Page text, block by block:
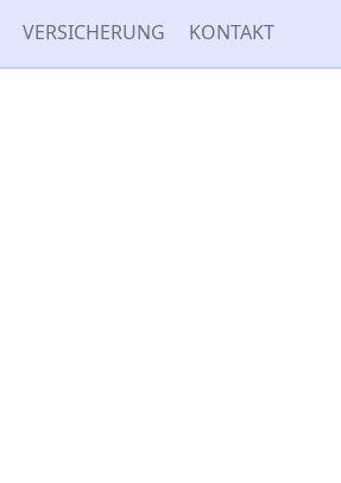
VERSICHERUNG KONTAKT